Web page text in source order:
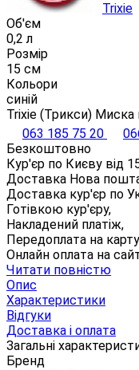
Trixie
Об'єм
0,2 л
Розмір
15 см
Кольори
синій
Trixie (Трикси) Миска
063 185 75 20
Безкоштовно
Кур'єр по Києву від
Доставка Нова пошта
Доставка кур'єр по
Готівкою кур'єру,
Накладений платіж,
Передоплата на
Онлайн оплата на
Читати повністю
Опис
Характеристики
Відгуки
Доставка і оплата
Загальні
Бренд